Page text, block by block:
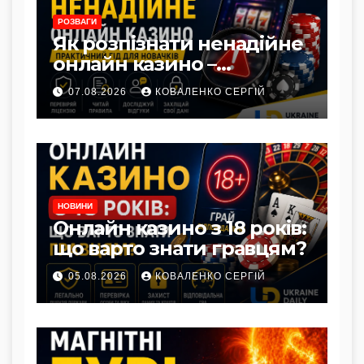
РОЗВАГИ
Як розпізнати ненадійне
онлайн казино –
практичний гід для
новачків
07.08.2026 КОВАЛЕНКО СЕРГІЙ
НОВИНИ
Онлайн казино з 18 років:
що варто знати гравцям?
05.08.2026 КОВАЛЕНКО СЕРГІЙ